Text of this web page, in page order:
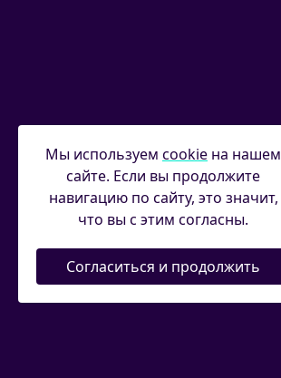
Мы используем cookie на нашем
сайте. Если вы продолжите
навигацию по сайту, это значит,
что вы с этим согласны.
Согласиться и продолжить